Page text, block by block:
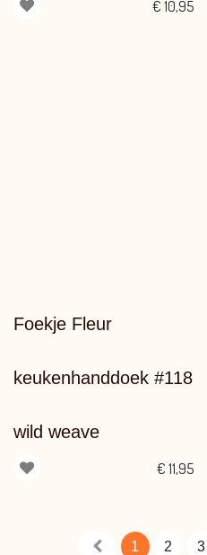
€ 10,95
Foekje Fleur
keukenhanddoek #118
wild weave
€ 11,95
1 2 3